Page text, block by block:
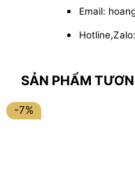
Email:
SẢN PHẨM
-7%